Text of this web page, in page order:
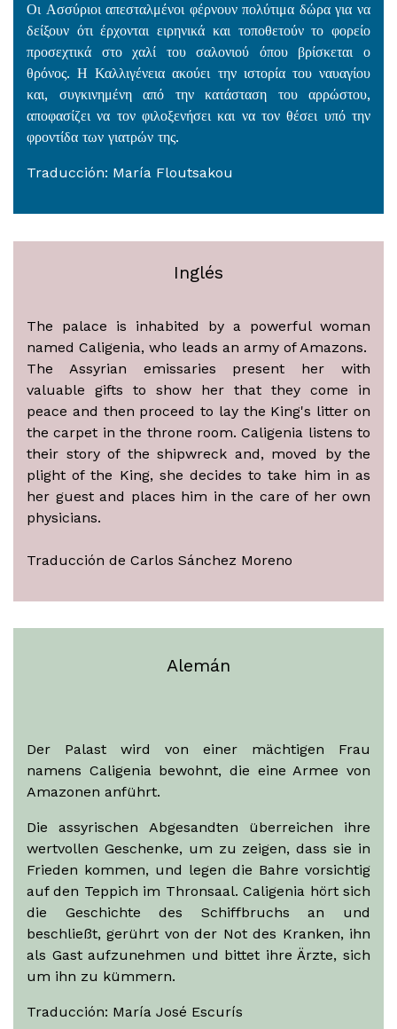
Οι Ασσύριοι απεσταλμένοι φέρνουν πολύτιμα δώρα για να
δείξουν ότι έρχονται ειρηνικά και τοποθετούν το φορείο
προσεχτικά στο χαλί του σαλονιού όπου βρίσκεται ο
θρόνος. Η Καλλιγένεια ακούει την ιστορία του ναυαγίου
και, συγκινημένη από την κατάσταση του αρρώστου,
αποφασίζει να τον φιλοξενήσει και να τον θέσει υπό την
φροντίδα των γιατρών της.
Traducción: María Floutsakou
Inglés
The palace is inhabited by a powerful woman
named Caligenia, who leads an army of Amazons.
The Assyrian emissaries present her with
valuable gifts to show her that they come in
peace and then proceed to lay the King's litter on
the carpet in the throne room. Caligenia listens to
their story of the shipwreck and, moved by the
plight of the King, she decides to take him in as
her guest and places him in the care of her own
physicians.
Traducción de Carlos Sánchez Moreno
Alemán
Der Palast wird von einer mächtigen Frau
namens Caligenia bewohnt, die eine Armee von
Amazonen anführt.
Die assyrischen Abgesandten überreichen ihre
wertvollen Geschenke, um zu zeigen, dass sie in
Frieden kommen, und legen die Bahre vorsichtig
auf den Teppich im Thronsaal. Caligenia hört sich
die Geschichte des Schiffbruchs an und
beschließt, gerührt von der Not des Kranken, ihn
als Gast aufzunehmen und bittet ihre Ärzte, sich
um ihn zu kümmern.
Traducción: María José Escurís